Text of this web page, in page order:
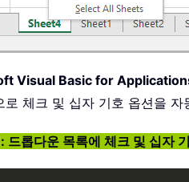
Visual Basic for
로 체크 및 십자 기호 옵션을 자
드롭다운 목록에 체크 및 십자